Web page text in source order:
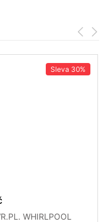
Sleva 30%
WHIRLPOOL